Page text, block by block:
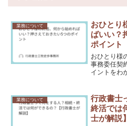
業務について
おひとり
ばいい？
ポイント
おひとり様
事務委任契
イントをわ
業務について
行政書士
終活では
士が解説】